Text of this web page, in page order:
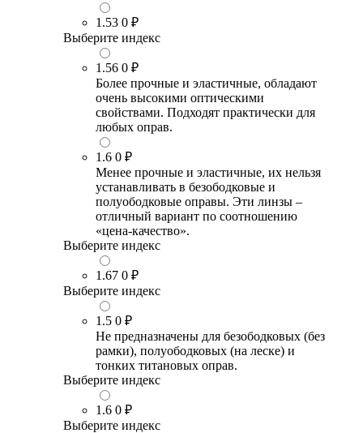
1.53 0 ₽
Выберите индекс
1.56 0 ₽
Более прочные и эластичные, обладают
очень высокими оптическими
свойствами. Подходят практически для
любых оправ.
1.6 0 ₽
Менее прочные и эластичные, их нельзя
устанавливать в безободковые и
полуободковые оправы. Эти линзы –
отличный вариант по соотношению
«цена-качество».
Выберите индекс
1.67 0 ₽
Выберите индекс
1.5 0 ₽
Не предназначены для безободковых (без
рамки), полуободковых (на леске) и
тонких титановых оправ.
Выберите индекс
1.6 0 ₽
Выберите индекс